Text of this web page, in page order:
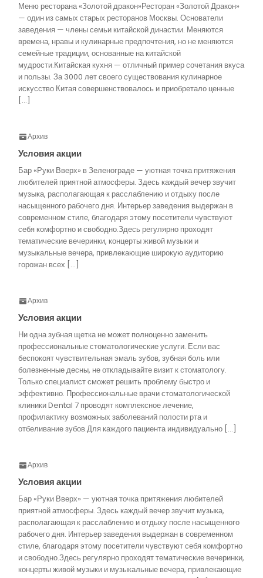
Меню ресторана «Золотой дракон»Ресторан «Золотой Дракон»
— один из самых старых ресторанов Москвы. Основатели
заведения — члены семьи китайской династии. Меняются
времена, нравы и кулинарные предпочтения, но не меняются
семейные традиции, основанные на китайской
мудрости.Китайская кухня — отличный пример сочетания вкуса
и пользы. За 3000 лет своего существования кулинарное
искусство Китая совершенствовалось и приобретало ценные
[…]
Архив
Условия акции
Бар «Руки Вверх» в Зеленограде — уютная точка притяжения
любителей приятной атмосферы. Здесь каждый вечер звучит
музыка, располагающая к расслаблению и отдыху после
насыщенного рабочего дня. Интерьер заведения выдержан в
современном стиле, благодаря этому посетители чувствуют
себя комфортно и свободно.Здесь регулярно проходят
тематические вечеринки, концерты живой музыки и
музыкальные вечера, привлекающие широкую аудиторию
горожан всех […]
Архив
Условия акции
Ни одна зубная щетка не может полноценно заменить
профессиональные стоматологические услуги. Если вас
беспокоят чувствительная эмаль зубов, зубная боль или
болезненные десны, не откладывайте визит к стоматологу.
Только специалист сможет решить проблему быстро и
эффективно. Профессиональные врачи стоматологической
клиники Dental 7 проводят комплексное лечение,
профилактику возможных заболеваний полости рта и
отбеливание зубов.Для каждого пациента индивидуально […]
Архив
Условия акции
Бар «Руки Вверх» — уютная точка притяжения любителей
приятной атмосферы. Здесь каждый вечер звучит музыка,
располагающая к расслаблению и отдыху после насыщенного
рабочего дня. Интерьер заведения выдержан в современном
стиле, благодаря этому посетители чувствуют себя комфортно
и свободно.Здесь регулярно проходят тематические вечеринки,
концерты живой музыки и музыкальные вечера, привлекающие